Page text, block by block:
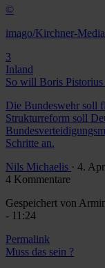
©
imago/Kirchner-Media
3
Inland
So will Boris Pistorius
Die Bundeswehr soll
Strukturreform soll
Schritte an.
Nils Michaelis · 4.
4 Kommentare
Gespeichert von
- 11:24
Permalink
Muss das sein ?